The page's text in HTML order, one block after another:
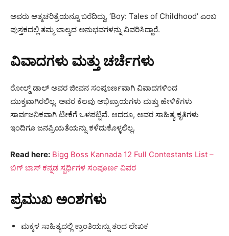
ಅವರು ಆತ್ಮಚರಿತ್ರೆಯನ್ನೂ ಬರೆದಿದ್ದು, ‘Boy: Tales of Childhood’ ಎಂಬ
ಪುಸ್ತಕದಲ್ಲಿ ತಮ್ಮ ಬಾಲ್ಯದ ಅನುಭವಗಳನ್ನು ವಿವರಿಸಿದ್ದಾರೆ.
ವಿವಾದಗಳು ಮತ್ತು ಚರ್ಚೆಗಳು
ರೋಲ್ಡ್ ಡಾಲ್ ಅವರ ಜೀವನ ಸಂಪೂರ್ಣವಾಗಿ ವಿವಾದಗಳಿಂದ
ಮುಕ್ತವಾಗಿರಲಿಲ್ಲ. ಅವರ ಕೆಲವು ಅಭಿಪ್ರಾಯಗಳು ಮತ್ತು ಹೇಳಿಕೆಗಳು
ಸಾರ್ವಜನಿಕವಾಗಿ ಟೀಕೆಗೆ ಒಳಪಟ್ಟಿವೆ. ಆದರೂ, ಅವರ ಸಾಹಿತ್ಯ ಕೃತಿಗಳು
ಇಂದಿಗೂ ಜನಪ್ರಿಯತೆಯನ್ನು ಕಳೆದುಕೊಳ್ಳಲಿಲ್ಲ.
Read here: Bigg Boss Kannada 12 Full Contestants List –
ಬಿಗ್ ಬಾಸ್ ಕನ್ನಡ ಸ್ಪರ್ಧಿಗಳ ಸಂಪೂರ್ಣ ವಿವರ
ಪ್ರಮುಖ ಅಂಶಗಳು
ಮಕ್ಕಳ ಸಾಹಿತ್ಯದಲ್ಲಿ ಕ್ರಾಂತಿಯನ್ನು ತಂದ ಲೇಖಕ